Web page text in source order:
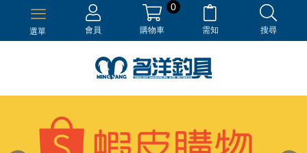
選單 會員 購物車
0
需知 搜尋